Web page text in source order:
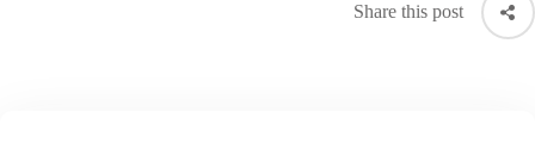
Share this post